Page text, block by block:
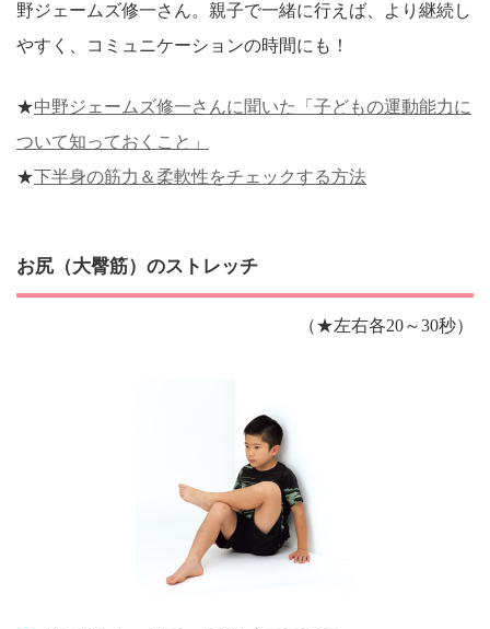
野ジェームズ修一さん。親子で一緒に行えば、より継続し
やすく、コミュニケーションの時間にも！
★中野ジェームズ修一さんに聞いた「子どもの運動能力に
ついて知っておくこと」
★下半身の筋力＆柔軟性をチェックする方法
お尻（大臀筋）のストレッチ
（★左右各20～30秒）